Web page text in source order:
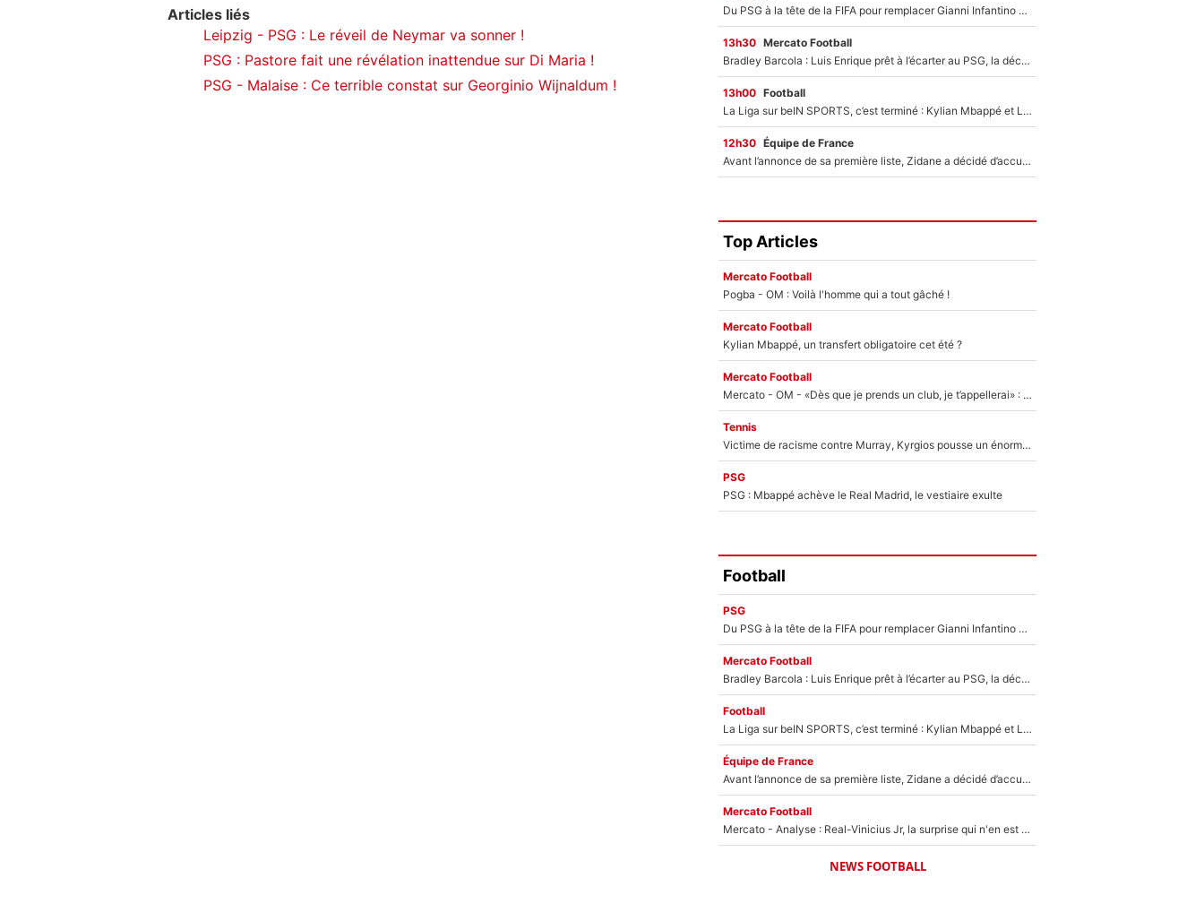
Articles liés
Leipzig - PSG : Le réveil de Neymar va sonner !
PSG : Pastore fait une révélation inattendue sur Di Maria !
PSG - Malaise : Ce terrible constat sur Georginio Wijnaldum !
Du PSG à la tête de la FIFA pour remplacer Gianni Infantino ? «Il serait un mauvais président», le patron de la Liga s'attaque à Nasser Al-Khelaïfi !
13h30 Mercato Football
Bradley Barcola : Luis Enrique prêt à l’écarter au PSG, la décision qui va accélérer son transfert à Liverpool ?
13h00 Football
La Liga sur beIN SPORTS, c’est terminé : Kylian Mbappé et Lamine Yamal changent de chaîne, «le moment était venu d'ouvrir un nouveau chapitre»
12h30 Équipe de France
Avant l’annonce de sa première liste, Zidane a décidé d’accueillir une nouvelle tête en équipe de France
Top Articles
Mercato Football
Pogba - OM : Voilà l'homme qui a tout gâché !
Mercato Football
Kylian Mbappé, un transfert obligatoire cet été ?
Mercato Football
Mercato - OM - «Dès que je prends un club, je t’appellerai» : La promesse de Marcelino au moment de claquer la porte
Tennis
Victime de racisme contre Murray, Kyrgios pousse un énorme coup de gueule !
PSG
PSG : Mbappé achève le Real Madrid, le vestiaire exulte
Football
PSG
Du PSG à la tête de la FIFA pour remplacer Gianni Infantino ? «Il serait un mauvais président», le patron de la Liga s'attaque à Nasser Al-Khelaïfi !
Mercato Football
Bradley Barcola : Luis Enrique prêt à l’écarter au PSG, la décision qui va accélérer son transfert à Liverpool ?
Football
La Liga sur beIN SPORTS, c’est terminé : Kylian Mbappé et Lamine Yamal changent de chaîne, «le moment était venu d'ouvrir un nouveau chapitre»
Équipe de France
Avant l’annonce de sa première liste, Zidane a décidé d’accueillir une nouvelle tête en équipe de France
Mercato Football
Mercato - Analyse : Real-Vinicius Jr, la surprise qui n'en est pas une...
NEWS FOOTBALL